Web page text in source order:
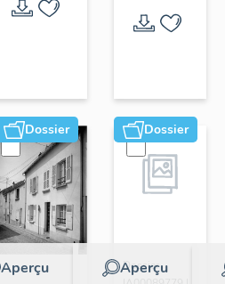
Dossier
Aperçu
Dossier
Aperçu
Dossier